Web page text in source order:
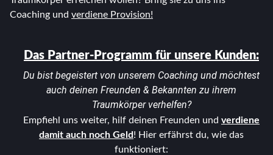
Coaching und verdiene Provision!
Das Partner-Programm für unsere Kunden:
Du bist begeistert von unserem Coaching und möchtest
auch deinen Freunden & Bekannten zu ihrem
Traumkörper verhelfen?
Empfiehl uns weiter, hilf deinen Freunden und verdiene
damit auch noch Geld! Hier erfährst du, wie das
funktioniert: